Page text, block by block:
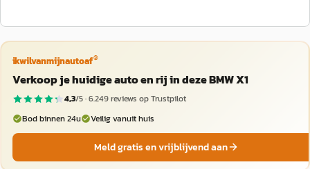
ikwilvanmijnautoaf®
Verkoop je huidige auto en rij in deze BMW X1
4,3/5 ·6.249reviews op Trustpilot
Bod binnen 24u
Veilig vanuit huis
Meld gratis en vrijblijvend aan